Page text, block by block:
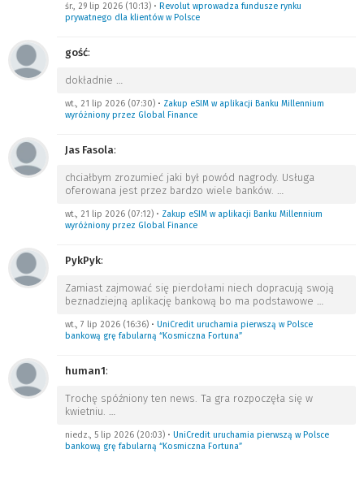
śr., 29 lip 2026 (10:13) • Revolut wprowadza fundusze rynku
prywatnego dla klientów w Polsce
gość:
dokładnie …
wt., 21 lip 2026 (07:30) • Zakup eSIM w aplikacji Banku Millennium
wyróżniony przez Global Finance
Jas Fasola:
chciałbym zrozumieć jaki był powód nagrody. Usługa
oferowana jest przez bardzo wiele banków. …
wt., 21 lip 2026 (07:12) • Zakup eSIM w aplikacji Banku Millennium
wyróżniony przez Global Finance
PykPyk:
Zamiast zajmować się pierdołami niech dopracują swoją
beznadziejną aplikację bankową bo ma podstawowe …
wt., 7 lip 2026 (16:36) • UniCredit uruchamia pierwszą w Polsce
bankową grę fabularną “Kosmiczna Fortuna”
human1:
Trochę spóźniony ten news. Ta gra rozpoczęła się w
kwietniu. …
niedz., 5 lip 2026 (20:03) • UniCredit uruchamia pierwszą w Polsce
bankową grę fabularną “Kosmiczna Fortuna”